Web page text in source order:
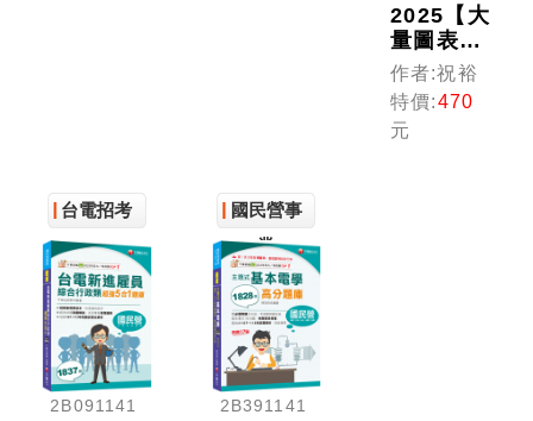
2025【大
量圖表解
說】機械
設計(含
概要)
［九版］
作者:祝裕
特價:470
元
台電招考
2B091141
國民營事
業
2B391141